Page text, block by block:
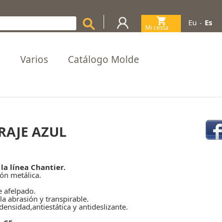
Mi cesta
Eu - Es
Varios Catálogo Molde
AZUL
la línea Chantier.
metálica.
afelpado.
abrasión y transpirable.
y antideslizante.